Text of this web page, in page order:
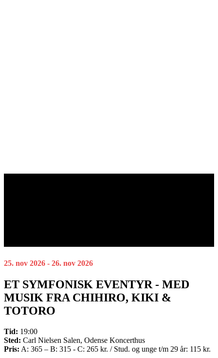
25. nov 2026 - 26. nov 2026
ET SYMFONISK EVENTYR - MED
MUSIK FRA CHIHIRO, KIKI &
TOTORO
Tid: 19:00
Sted: Carl Nielsen Salen, Odense Koncerthus
Pris: A: 365 – B: 315 - C: 265 kr. / Stud. og unge t/m 29 år: 115 kr.